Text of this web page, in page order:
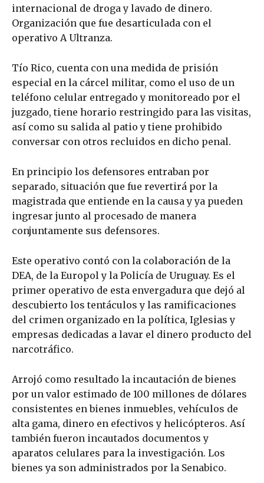
internacional de droga y lavado de dinero.
Organización que fue desarticulada con el
operativo A Ultranza.
Tío Rico, cuenta con una medida de prisión
especial en la cárcel militar, como el uso de un
teléfono celular entregado y monitoreado por el
juzgado, tiene horario restringido para las visitas,
así como su salida al patio y tiene prohibido
conversar con otros recluidos en dicho penal.
En principio los defensores entraban por
separado, situación que fue revertirá por la
magistrada que entiende en la causa y ya pueden
ingresar junto al procesado de manera
conjuntamente sus defensores.
Este operativo contó con la colaboración de la
DEA, de la Europol y la Policía de Uruguay. Es el
primer operativo de esta envergadura que dejó al
descubierto los tentáculos y las ramificaciones
del crimen organizado en la política, Iglesias y
empresas dedicadas a lavar el dinero producto del
narcotráfico.
Arrojó como resultado la incautación de bienes
por un valor estimado de 100 millones de dólares
consistentes en bienes inmuebles, vehículos de
alta gama, dinero en efectivos y helicópteros. Así
también fueron incautados documentos y
aparatos celulares para la investigación. Los
bienes ya son administrados por la Senabico.